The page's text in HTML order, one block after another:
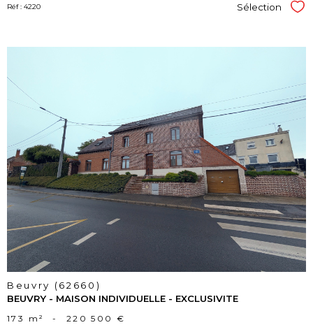
Réf : 4220 Sélection
voir le
bien
Beuvry (62660)
BEUVRY - MAISON INDIVIDUELLE - EXCLUSIVITE
173 m² - 220 500 €